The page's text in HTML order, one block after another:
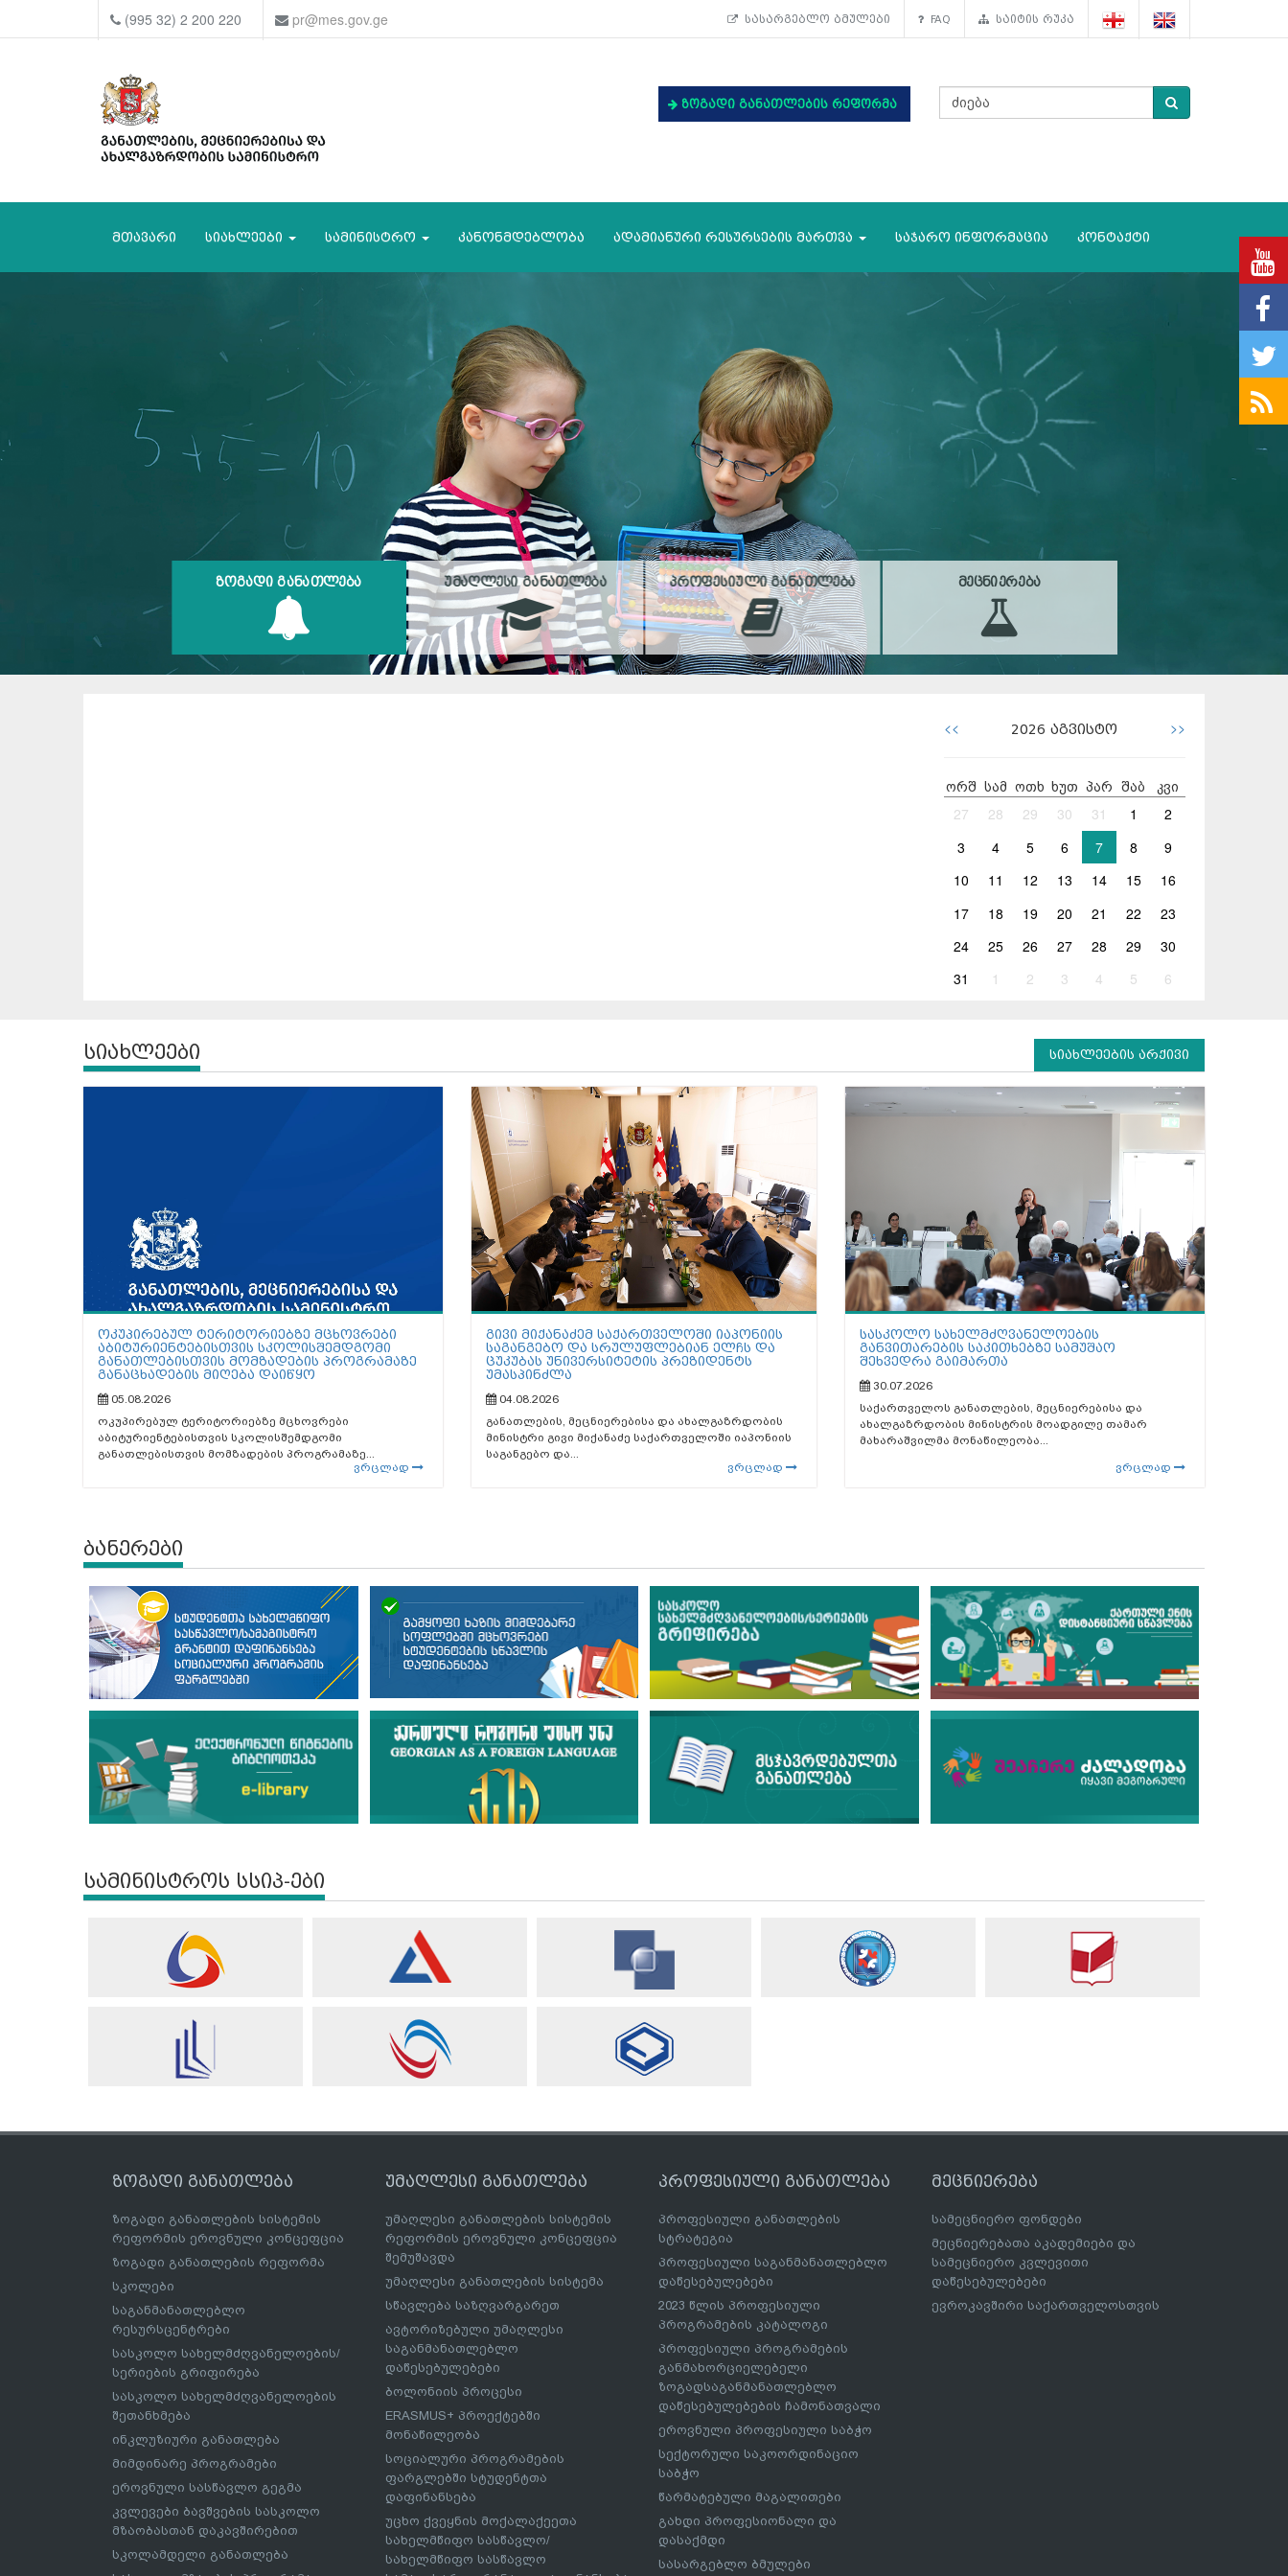
(995 32) 2 200 220 pr@mes.gov.ge სასარგებლო ბმულები FAQ საიტის რუკა
ზოგადი განათლების რეფორმა
მთავარი სიახლეები სამინისტრო კანონმდებლობა ადამიანური რესურსების მართვა საჯარო ინფორმაცია კონტაქტი
ᲖᲝᲒᲐᲓᲘ ᲒᲐᲜᲐᲗᲚᲔᲑᲐ ᲣᲛᲐᲦᲚᲔᲡᲘ ᲒᲐᲜᲐᲗᲚᲔᲑᲐ ᲞᲠᲝᲤᲔᲡᲘᲣᲚᲘ ᲒᲐᲜᲐᲗᲚᲔᲑᲐ ᲛᲔᲪᲜᲘᲔᲠᲔᲑᲐ
<< 2026 აგვისტო >>
ორშ სამ ოთხ ხუთ პარ შაბ კვი
27 28 29 30 31 1
2
3
4 5 6 7 8
9
10
11 12 13 14 15
16
17
18 19 20 21 22
23
24
25 26 27 28 29
30
31
1 2 3 4 5 6
სიახლეები სიახლეების არქივი
ოკუპირებულ ტერიტორიებზე მცხოვრები
აბიტურიენტებისთვის სკოლისშემდგომი
განათლებისთვის მომზადების პროგრამაზე
განაცხადების მიღება დაიწყო
05.08.2026
ოკუპირებულ ტერიტორიებზე მცხოვრები
აბიტურიენტებისთვის სკოლისშემდგომი
განათლებისთვის მომზადების პროგრამაზე...
ვრცლად
გივი მიქანაძემ საქართველოში იაპონიის
საგანგებო და სრულუფლებიან ელჩს და
ცუკუბას უნივერსიტეტის პრეზიდენტს
უმასპინძლა
04.08.2026
განათლების, მეცნიერებისა და ახალგაზრდობის
მინისტრი გივი მიქანაძე საქართველოში იაპონიის
საგანგებო და...
ვრცლად
სასკოლო სახელმძღვანელოების
განვითარების საკითხებზე სამუშაო
შეხვედრა გაიმართა
30.07.2026
საქართველოს განათლების, მეცნიერებისა და
ახალგაზრდობის მინისტრის მოადგილე თამარ
მახარაშვილმა მონაწილეობა...
ვრცლად
ბანერები
სამინისტროს სსიპ-ები
ზოგადი განათლება
ზოგადი განათლების სისტემის
რეფორმის ეროვნული კონცეფცია
ზოგადი განათლების რეფორმა
სკოლები
საგანმანათლებლო
რესურსცენტრები
სასკოლო სახელმძღვანელოების/
სერიების გრიფირება
სასკოლო სახელმძღვანელოების
შეთანხმება
ინკლუზიური განათლება
მიმდინარე პროგრამები
ეროვნული სასწავლო გეგმა
კვლევები ბავშვების სასკოლო
მზაობასთან დაკავშირებით
სკოლამდელი განათლება
უმაღლესი განათლება
უმაღლესი განათლების სისტემის
რეფორმის ეროვნული კონცეფცია
შემუშავდა
უმაღლესი განათლების სისტემა
სწავლება საზღვარგარეთ
ავტორიზებული უმაღლესი
საგანმანათლებლო
დაწესებულებები
ბოლონიის პროცესი
ERASMUS+ პროექტებში
მონაწილეობა
სოციალური პროგრამების
ფარგლებში სტუდენტთა
დაფინანსება
უცხო ქვეყნის მოქალაქეეთა
სახელმწიფო სასწავლო/
სახელმწიფო სასწავლო
პროფესიული განათლება
პროფესიული განათლების
სტრატეგია
პროფესიული საგანმანათლებლო
დაწესებულებები
2023 წლის პროფესიული
პროგრამების კატალოგი
პროფესიული პროგრამების
განმახორციელებელი
ზოგადსაგანმანათლებლო
დაწესებულებების ჩამონათვალი
ეროვნული პროფესიული საბჭო
სექტორული საკოორდინაციო
საბჭო
წარმატებული მაგალითები
გახდი პროფესიონალი და
დასაქმდი
სასარგებლო ბმულები
მეცნიერება
სამეცნიერო ფონდები
მეცნიერებათა აკადემიები და
სამეცნიერო კვლევითი
დაწესებულებები
ევროკავშირი საქართველოსთვის